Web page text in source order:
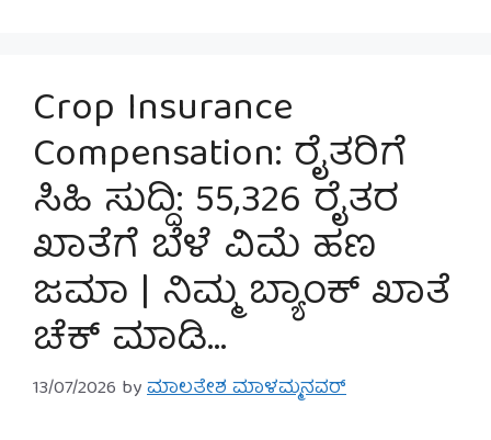
Crop Insurance
Compensation: ರೈತರಿಗೆ
ಸಿಹಿ ಸುದ್ದಿ: 55,326 ರೈತರ
ಖಾತೆಗೆ ಬೆಳೆ ವಿಮೆ ಹಣ
ಜಮಾ | ನಿಮ್ಮ ಬ್ಯಾಂಕ್ ಖಾತೆ
ಚೆಕ್ ಮಾಡಿ…
13/07/2026 byಮಾಲತೇಶ ಮಾಳಮ್ಮನವರ್